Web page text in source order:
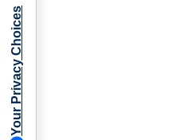
Your Privacy Choices